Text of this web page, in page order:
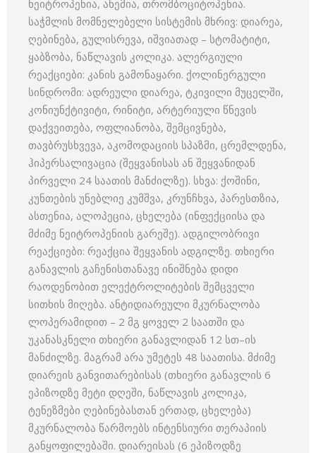
ნეიტროპენია, ანემია, თრომბოციტოპენია.
საჭმლის მომნელებელი სისტემის მხრივ: დიარეა,
ღებინება, გულისრევა, იშვიათად – სტომატიტი,
ყაბზობა, ნაწლავის კოლიკა. ალერგიული
რეაქციები: კანის გამონაყარი. ქოლინერგული
სინდრომი: ადრეული დიარეა, ტკივილი მუცელში,
კონიუნქტივიტი, რინიტი, არტერიული წნევის
დაქვეითება, ოფლიანობა, შემცივნება,
თავბრუსხვევა, აკომოდაციის სპაზმი, ცრემლდენა,
ჰიპერსალივაცია (შეყვანისას ან შეყვანიდან
პირველი 24 საათის მანძილზე). სხვა: ქოშინი,
კუნთების უნებლიე კუმშვა, კრუნჩხვა, პარესთზია,
ასთენია, ალოპეცია, ცხელება (ინფექციისა და
მძიმე ნეიტროპენიის გარეშე). ადგილობრივი
რეაქციები: რეაქცია შეყვანის ადგილზე. თხიერი
განავლის გაჩენისთანავე ინიშნება დიდი
რაოდენობით ელექტროლიტების შემცველი
სითხის მიღება. ანტიდიარეული მკურნალობა
ლოპერამიდით – 2 მგ ყოველ 2 საათში და
უკანასკნელი თხიერი განავლიდან 12 სთ–ის
მანძილზე. მაგრამ არა უმეტეს 48 საათისა. მძიმე
დიარეის განვითარებისას (თხიერი განავლის 6
ეპიზოდზე მეტი დღეში, ნაწლავის კოლიკა,
ტენეზმები ღებინებასთან ერთად, ცხელება)
მკურნალობა წარმოებს ინტენსიური თერაპიის
განყოფილებაში. დიარეისას (6 ეპიზოდზე